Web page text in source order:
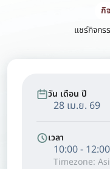
กิ
แชร์กิจกร
วัน เดือน ปี
28 เม.ย. 69
เวลา
10:00 - 12:00
Timezone: